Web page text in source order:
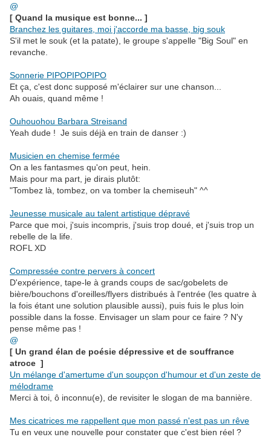
@
[ Quand la musique est bonne... ]
Branchez les guitares, moi j'accorde ma basse, big souk
S'il met le souk (et la patate), le groupe s'appelle "Big Soul" en
revanche.
Sonnerie PIPOPIPOPIPO
Et ça, c'est donc supposé m'éclairer sur une chanson...
Ah ouais, quand même !
Ouhouohou Barbara Streisand
Yeah dude ! Je suis déjà en train de danser :)
Musicien en chemise fermée
On a les fantasmes qu'on peut, hein.
Mais pour ma part, je dirais plutôt:
"Tombez là, tombez, on va tomber la chemiseuh" ^^
Jeunesse musicale au talent artistique dépravé
Parce que moi, j'suis incompris, j'suis trop doué, et j'suis trop un
rebelle de la life.
ROFL XD
Compressée contre pervers à concert
D'expérience, tape-le à grands coups de sac/gobelets de
bière/bouchons d'oreilles/flyers distribués à l'entrée (les quatre à
la fois étant une solution plausible aussi), puis fuis le plus loin
possible dans la fosse. Envisager un slam pour ce faire ? N'y
pense même pas !
@
[ Un grand élan de poésie dépressive et de souffrance
atroce ]
Un mélange d'amertume d'un soupçon d'humour et d'un zeste de
mélodrame
Merci à toi, ô inconnu(e), de revisiter le slogan de ma bannière.
Mes cicatrices me rappellent que mon passé n'est pas un rêve
Tu en veux une nouvelle pour constater que c'est bien réel ?